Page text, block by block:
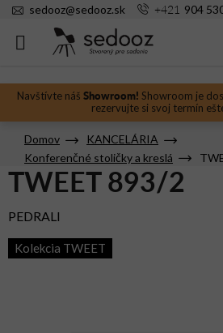
Prejsť
Navštívte náš Showroom! Showroom je
rezervujte si svoj termín
sedooz@sedooz.sk +421 904
Domov
KANCELÁRIA
Konferenčné stoličky a kreslá
TWEET 893/2
PEDRALI
Kolekcia TWEET